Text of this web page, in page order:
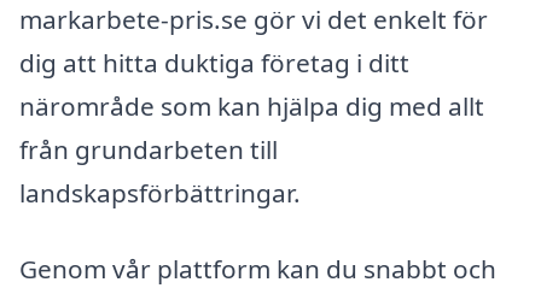
markarbete-pris.se gör vi det enkelt för
dig att hitta duktiga företag i ditt
närområde som kan hjälpa dig med allt
från grundarbeten till
landskapsförbättringar.
Genom vår plattform kan du snabbt och